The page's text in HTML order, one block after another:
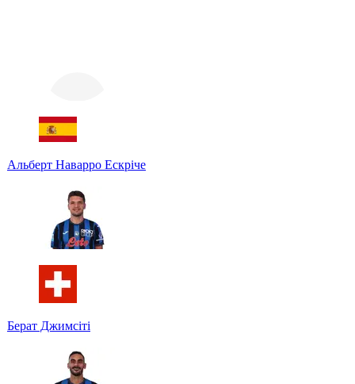
Альберт Наварро Ескріче
Берат Джимсіті